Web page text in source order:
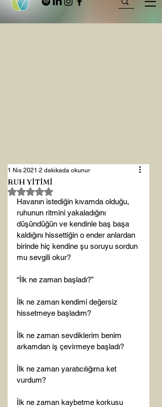
RUH YİTİMİ
1 Nis 2021 2 dakikada okunur
5 üzerinden NaN yıldız
Havanın istediğin kıvamda olduğu,
ruhunun ritmini yakaladığını
düşündüğün ve kendinle baş başa
kaldığını hissettiğin o ender anlardan
birinde hiç kendine şu soruyu sordun
mu sevgili okur?
“İlk ne zaman başladı?”
İlk ne zaman kendimi değersiz
hissetmeye başladım?
İlk ne zaman sevdiklerim benim
arkamdan iş çevirmeye başladı?
İlk ne zaman yaratıcılığıma ket
vurdum?
İlk ne zaman kaybetme korkusu